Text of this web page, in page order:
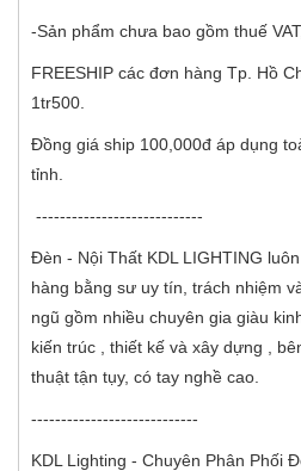
-Sản phẩm chưa bao gồm thuế
FREESHIP các đơn hàng Tp. Hồ
1tr500.
Đồng giá ship 100,000đ áp dụng
tỉnh.
----------------------------
Đèn - Nội Thất KDL LIGHTING
hàng bằng sư uy tín, trách nhiệm
ngũ gồm nhiều chuyên gia giàu
kiến trúc , thiết kế và xây dựng ,
thuật tận tụy, có tay nghề cao.
----------------------------
KDL Lighting - Chuyên Phân Phối